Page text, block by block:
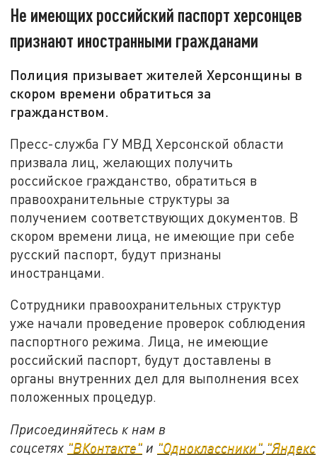
Не имеющих российский паспорт херсонцев
признают иностранными гражданами
Полиция призывает жителей Херсонщины в
скором времени обратиться за
гражданством.
Пресс-служба ГУ МВД Херсонской области
призвала лиц, желающих получить
российское гражданство, обратиться в
правоохранительные структуры за
получением соответствующих документов. В
скором времени лица, не имеющие при себе
русский паспорт, будут признаны
иностранцами.
Сотрудники правоохранительных структур
уже начали проведение проверок соблюдения
паспортного режима. Лица, не имеющие
российский паспорт, будут доставлены в
органы внутренних дел для выполнения всех
положенных процедур.
Присоединяйтесь к нам в
соцсетях "ВКонтакте" и "Одноклассники", "Яндекс